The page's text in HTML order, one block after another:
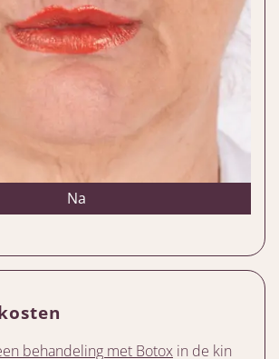
Na
behandeling met Botox in de kin